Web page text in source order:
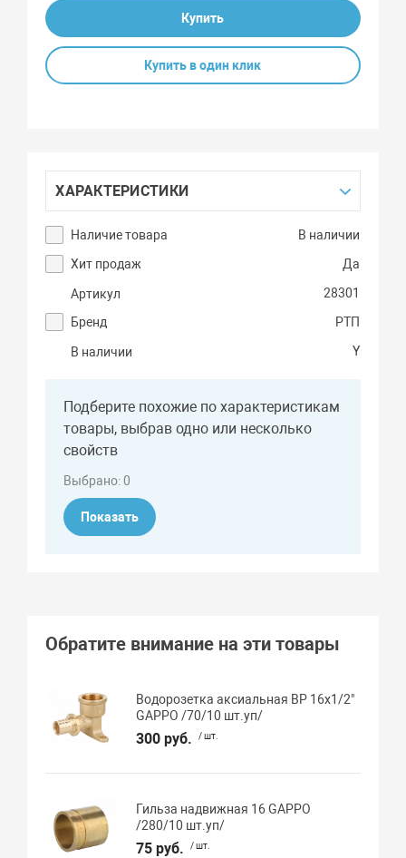
Купить
Купить в один клик
ХАРАКТЕРИСТИКИ
Наличие товара
В наличии
Хит продаж
Да
Артикул
28301
Бренд
РТП
В наличии Y
Подберите похожие по характеристикам
товары, выбрав одно или несколько
свойств
Выбрано:0
Показать
Обратите внимание на эти товары
Водорозетка аксиальная ВР 16х1/2"
GAPPO /70/10 шт.уп/
300 руб. / шт.
Гильза надвижная 16 GAPPO
/280/10 шт.уп/
75 руб. / шт.